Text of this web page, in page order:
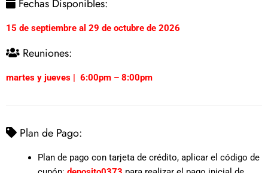
Fechas Disponibles:
15 de septiembre al 29 de octubre de 2026
Reuniones:
martes y jueves | 6:00pm – 8:00pm
Plan de Pago:
Plan de pago con tarjeta de crédito, aplicar el código de